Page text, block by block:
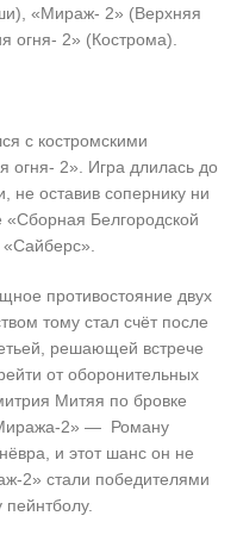
«Мираж- 2» (Верхняя
огня- 2» (Кострома).
с костромскими
огня- 2». Игра длилась до
не оставив сопернику ни
Белгородской
противостояние двух
тому стал счёт после
решающей встрече
от оборонительных
Митяя по бровке
2» — Роману
и этот шанс он не
2» стали победителями